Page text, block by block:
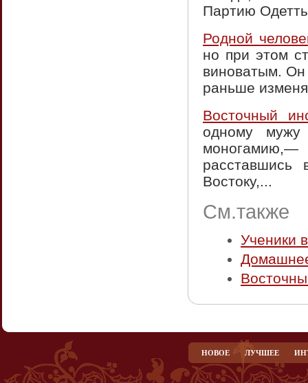
Партию
Родной
но при этом
виноватым.
раньше
Восточный
одному
моногамию,—
Востоку,...
См.также
Ученики
НОВОЕ ЛУЧШЕЕ